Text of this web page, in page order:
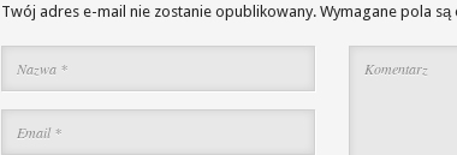
Twój adres e-mail nie zostanie opublikowany. Wymagane pola są